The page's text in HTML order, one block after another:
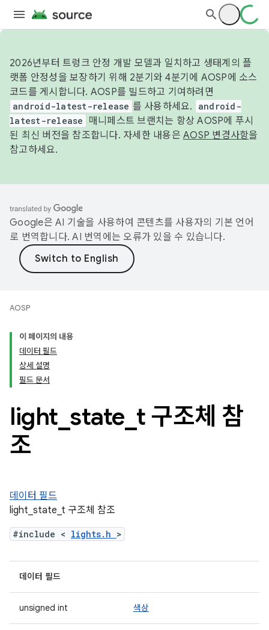
2026년부터 트렁크 안정 개발 모델과 일치하고 생태계의 플
랫폼 안정성을 보장하기 위해 2분기와 4분기에 AOSP에 소스
코드를 게시합니다. AOSP를 빌드하고 기여하려면
android-latest-release 를 사용하세요.
android-
latest-release
매니페스트 브랜치는 항상 AOSP에 푸시
된 최신 버전을 참조합니다. 자세한 내용은 AOSP 변경사항을
참고하세요.
Google은 AI 기술을 사용하여 콘텐츠를 사용자의 기본 언어
로 번역합니다. AI 번역에는 오류가 있을 수 있습니다.
AOSP
이 페이지의 내용
데이터 필드
상세 설명
필드 문서
light state t 구조체 참
조
데이터 필드
light_state_t 구조체 참조
#include < lights.h >
데이터 필드
unsigned int 색상